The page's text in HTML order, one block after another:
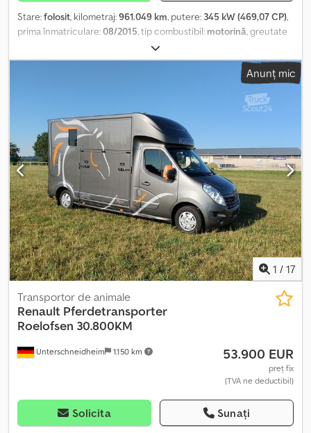
Stare:folosit, kilometraj:961.049 km, putere: 345 kW (469,07 CP),
prima înmatriculare:08/2015, tip combustibil: motorină, greutate
, configurație ax:2 axe
angrenaj:automat, clasă de emisii:Euro 6, lungimea spațiului de
2.480 mm
condiționat, program electronic de stabilitate (ESP), încălzitor
staționar, Renault T460 Prima înmatriculare: 08/2015 Kilometraj:
961.049 km 4x2 Euro 6 Transmisie automată 1 loc de dormit 2
rezervoare ABS Aer condiționat Pilot automat Încălzitor de
staționare Frigider Dodszn Edbspfx Ahhock Blocare diferențial
TAHOMETRU NOU, GENERAȚIA 2 Suspensie pneumatică față
Suspensie pneumatică integrală Cârlig de remorcare 50 mm
Suprastructură Galaxit Platformă de încărcare 7600 x 2450 x 2960
mm Anvelope față 315/60 R22.5, adâncimea profilului 11 mm
Anvelope spate 295/60 R22.5, adâncimea profilului 15 mm Roată
de rezervă Greutate la gol: 9.325 kg Greutate maximă: 18.000 kg
De la primul proprietar Întreținut regulat.
Anunț mic
1 / 17
Unterschneidheim 1.150 km
Transportor de animale
Renault Pferdetransporter
Roelofsen 30.800KM
53.900 EUR
preț fix
(TVA ne deductibil)
Solicita Sunați